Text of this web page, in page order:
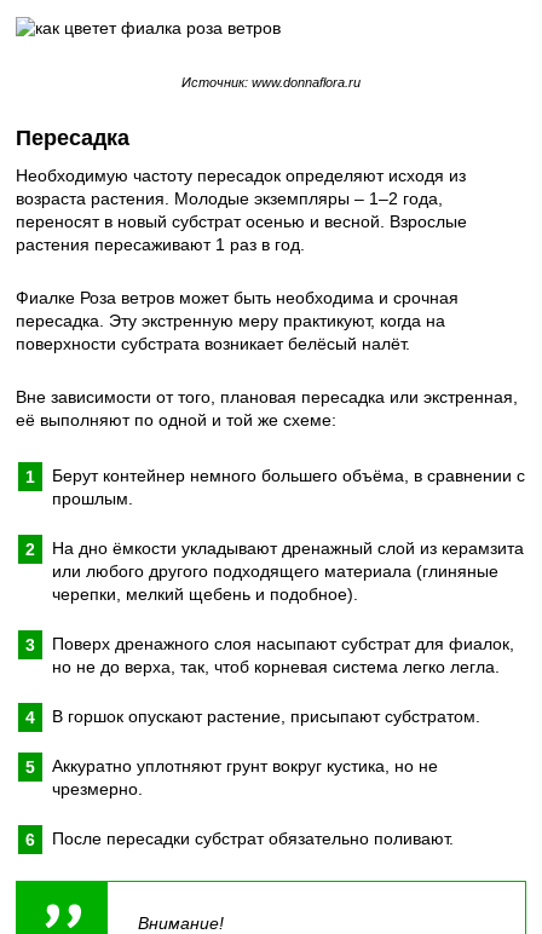
Источник: www.donnaflora.ru
Пересадка
Необходимую частоту пересадок определяют исходя из
возраста растения. Молодые экземпляры – 1–2 года,
переносят в новый субстрат осенью и весной. Взрослые
растения пересаживают 1 раз в год.
Фиалке Роза ветров может быть необходима и срочная
пересадка. Эту экстренную меру практикуют, когда на
поверхности субстрата возникает белёсый налёт.
Вне зависимости от того, плановая пересадка или экстренная,
её выполняют по одной и той же схеме:
Берут контейнер немного большего объёма, в сравнении с
прошлым.
На дно ёмкости укладывают дренажный слой из керамзита
или любого другого подходящего материала (глиняные
черепки, мелкий щебень и подобное).
Поверх дренажного слоя насыпают субстрат для фиалок,
но не до верха, так, чтоб корневая система легко легла.
В горшок опускают растение, присыпают субстратом.
Аккуратно уплотняют грунт вокруг кустика, но не
чрезмерно.
После пересадки субстрат обязательно поливают.
Внимание!